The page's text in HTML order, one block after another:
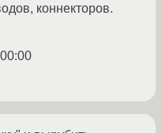
коннекторов.